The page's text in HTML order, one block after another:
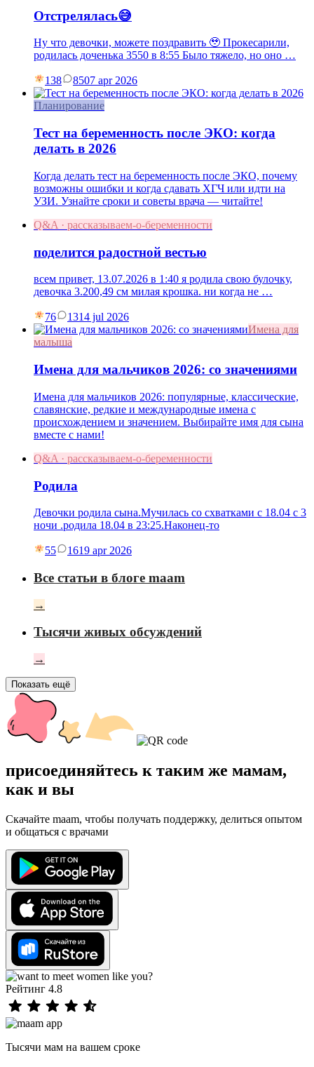
Отстрелялась😅
Ну что девочки, можете поздравить 🥹 Прокесарили,
родилась доченька 3550 в 8:55 Было тяжело, но оно …
138 8507 apr 2026
Планирование
Тест на беременность после ЭКО: когда
делать в 2026
Когда делать тест на беременность после ЭКО, почему
возможны ошибки и когда сдавать ХГЧ или идти на
УЗИ. Узнайте сроки и советы врача — читайте!
Q&A · рассказываем-о-беременности
поделится радостной вестью
всем привет, 13.07.2026 в 1:40 я родила свою булочку,
девочка 3.200,49 см милая крошка. ни когда не …
76 1314 jul 2026
Имена для
малыша
Имена для мальчиков 2026: со значениями
Имена для мальчиков 2026: популярные, классические,
славянские, редкие и международные имена с
происхождением и значением. Выбирайте имя для сына
вместе с нами!
Q&A · рассказываем-о-беременности
Родила
Девочки родила сына.Мучилась со схватками с 18.04 с 3
ночи .родила 18.04 в 23:25.Наконец-то
55 1619 apr 2026
Все статьи в блоге maam
→
Тысячи живых обсуждений
→
Показать ещё
присоединяйтесь к таким же мамам,
как и вы
Скачайте maam, чтобы получать поддержку, делиться опытом
и общаться с врачами
Рейтинг 4.8
Тысячи мам на вашем сроке